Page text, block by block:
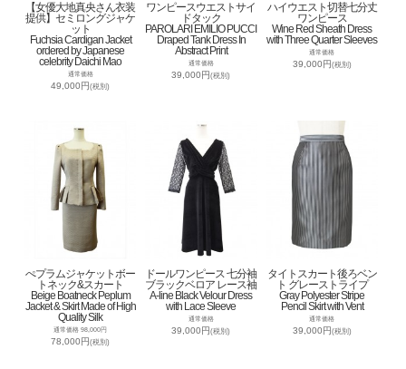
【女優大地真央さん衣装
提供】セミロングジャケ
ット
Fuchsia Cardigan Jacket
ordered by Japanese
celebrity Daichi Mao
通常価格
49,000円(税別)
ワンピースウエストサイ
ドタック
PAROLARI EMILIO PUCCI
Draped Tank Dress In
Abstract Print
通常価格
39,000円(税別)
ハイウエスト切替七分丈
ワンピース
Wine Red Sheath Dress
with Three Quarter Sleeves
通常価格
39,000円 (税別)
ぺプラムジャケットボー
トネック&スカート
Beige Boatneck Peplum
Jacket & Skirt Made of High
Quality Silk
通常価格 98,000円
78,000円(税別)
ドールワンピース 七分袖
ブラックベロア レース袖
A-line Black Velour Dress
with Lace Sleeve
通常価格
39,000円(税別)
タイトスカート後ろベン
ト グレーストライプ
Gray Polyester Stripe
Pencil Skirt with Vent
通常価格
39,000円 (税別)